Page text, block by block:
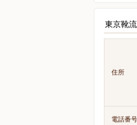
東京靴
住所
電話番号